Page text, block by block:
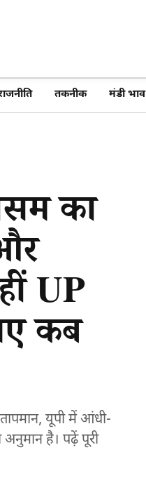
तकनीक मंडी भाव
का
UP
कब
यूपी में आंधी-
है। पढ़ें पूरी